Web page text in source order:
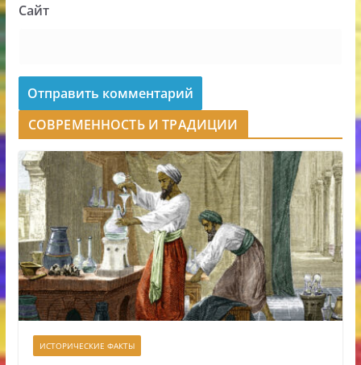
Сайт
СОВРЕМЕННОСТЬ И ТРАДИЦИИ
ИСТОРИЧЕСКИЕ ФАКТЫ